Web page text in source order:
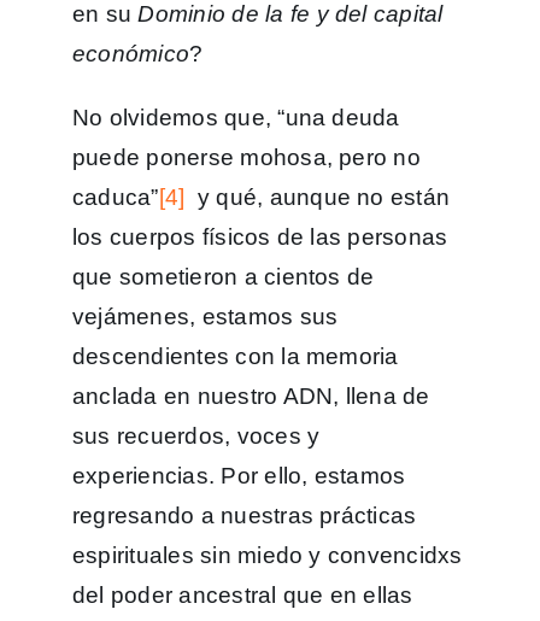
en suDominio de la fe y del capital
económico?
No olvidemos que, “una deuda
puede ponerse mohosa, pero no
caduca”[4]
y qué, aunque no están
los cuerpos físicos de las personas
que sometieron a cientos de
vejámenes, estamos sus
descendientes con la memoria
anclada en nuestro ADN, llena de
sus recuerdos, voces y
experiencias. Por ello, estamos
regresando a nuestras prácticas
espirituales sin miedo y convencidxs
del poder ancestral que en ellas